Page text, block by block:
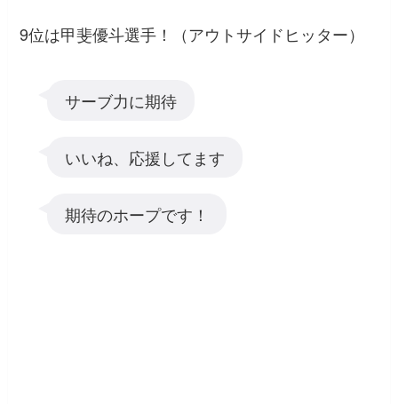
9位は甲斐優斗選手！（アウトサイドヒッター）
サーブ力に期待
いいね、応援してます
期待のホープです！